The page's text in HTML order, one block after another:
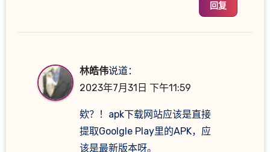
回复
林皓伟说道：
2023年7月31日 下午11:59
欸？！apk下载网站应该是直接
提取Goolgle Play里的APK，应
该是最新版本呀。